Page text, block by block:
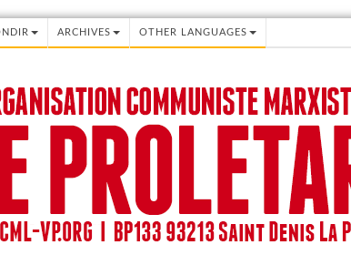
ARCHIVES OTHER LANGUAGES